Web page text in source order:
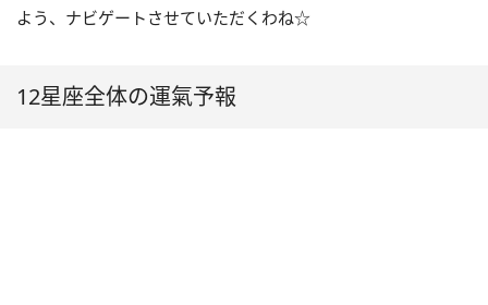
よう、ナビゲートさせていただくわね☆
12星座全体の運氣予報